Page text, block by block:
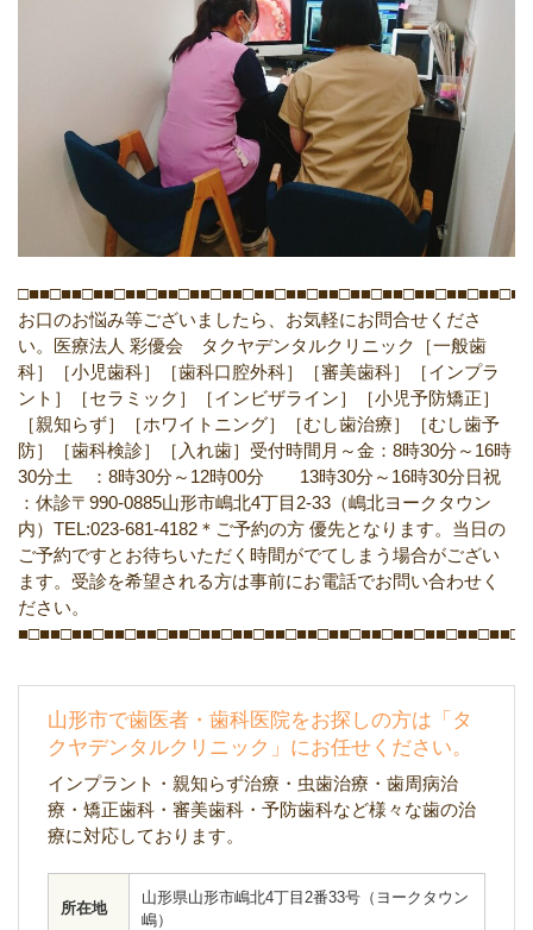
お口のお悩み等ございましたら、お気軽にお問合せくださ
い。医療法人 彩優会 タクヤデンタルクリニック［一般歯
科］［小児歯科］［歯科口腔外科］［審美歯科］［インプラ
ント］［セラミック］［インビザライン］［小児予防矯正］
［親知らず］［ホワイトニング］［むし歯治療］［むし歯予
防］［歯科検診］［入れ歯］受付時間月～金：8時30分～16時
30分土 ：8時30分～12時00分 13時30分～16時30分日祝
：休診〒990-0885山形市嶋北4丁目2-33（嶋北ヨークタウン
内）TEL:023-681-4182＊ご予約の方 優先となります。当日の
ご予約ですとお待ちいただく時間がでてしまう場合がござい
ます。受診を希望される方は事前にお電話でお問い合わせく
ださい。
山形市で歯医者・歯科医院をお探しの方は「タ
クヤデンタルクリニック」にお任せください。
インプラント・親知らず治療・虫歯治療・歯周病治
療・矯正歯科・審美歯科・予防歯科など様々な歯の治
療に対応しております。
所在地
山形県山形市嶋北4丁目2番33号（ヨークタウン
嶋）